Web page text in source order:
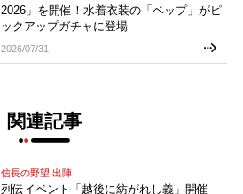
2026」を開催！水着衣装の「ベップ」がピ
ックアップガチャに登場
2026/07/31
関連記事
信長の野望 出陣
列伝イベント「越後に紡がれし義」開催